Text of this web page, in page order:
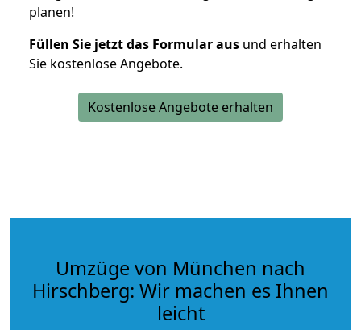
planen!
Füllen Sie jetzt das Formular aus und erhalten
Sie kostenlose Angebote.
Kostenlose Angebote erhalten
Umzüge von München nach
Hirschberg: Wir machen es Ihnen
leicht